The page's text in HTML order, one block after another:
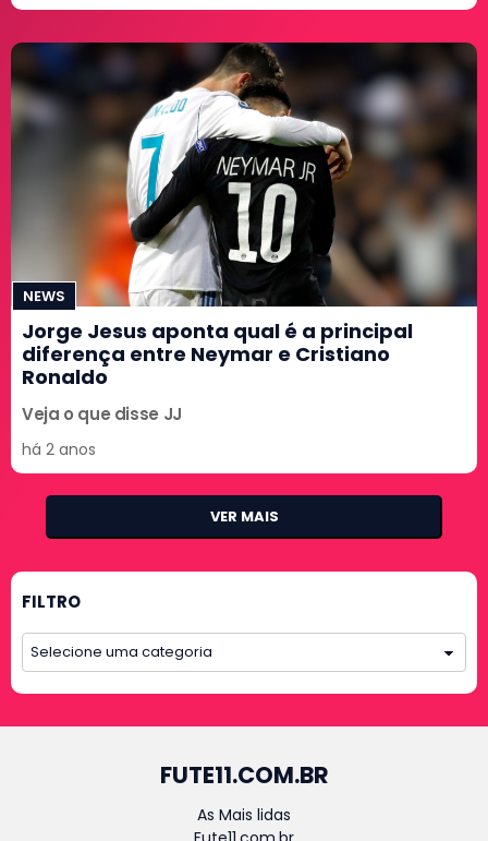
NEWS
Jorge Jesus aponta qual é a principal
diferença entre Neymar e Cristiano
Ronaldo
Veja o que disse JJ
há 2 anos
VER MAIS
FILTRO
FUTE11.COM.BR
As Mais lidas